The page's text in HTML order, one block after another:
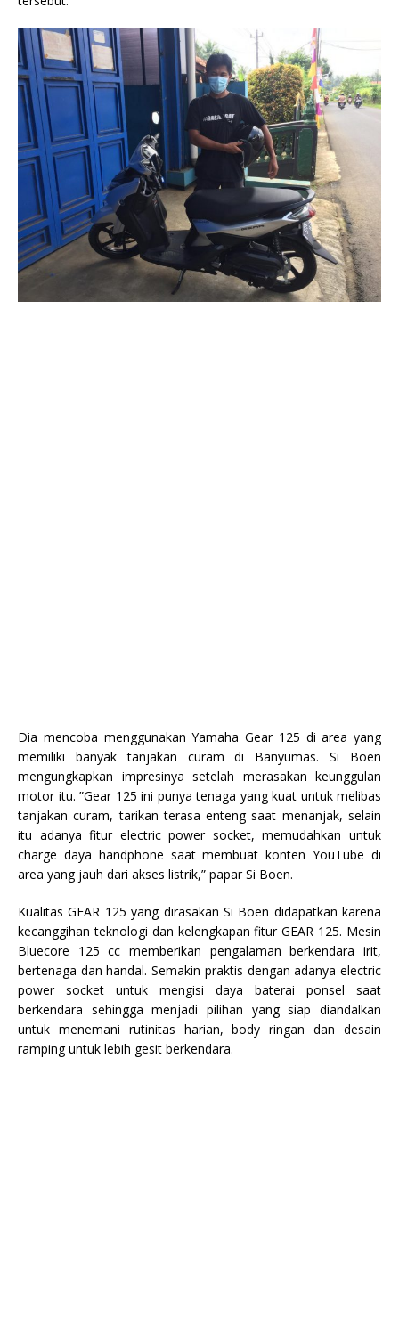
Dia mencoba menggunakan Yamaha Gear 125 di area yang
memiliki banyak tanjakan curam di Banyumas. Si Boen
mengungkapkan impresinya setelah merasakan keunggulan
motor itu. ”Gear 125 ini punya tenaga yang kuat untuk melibas
tanjakan curam, tarikan terasa enteng saat menanjak, selain
itu adanya fitur electric power socket, memudahkan untuk
charge daya handphone saat membuat konten YouTube di
area yang jauh dari akses listrik,” papar Si Boen.
Kualitas GEAR 125 yang dirasakan Si Boen didapatkan karena
kecanggihan teknologi dan kelengkapan fitur GEAR 125. Mesin
Bluecore 125 cc memberikan pengalaman berkendara irit,
bertenaga dan handal. Semakin praktis dengan adanya electric
power socket untuk mengisi daya baterai ponsel saat
berkendara sehingga menjadi pilihan yang siap diandalkan
untuk menemani rutinitas harian, body ringan dan desain
ramping untuk lebih gesit berkendara.